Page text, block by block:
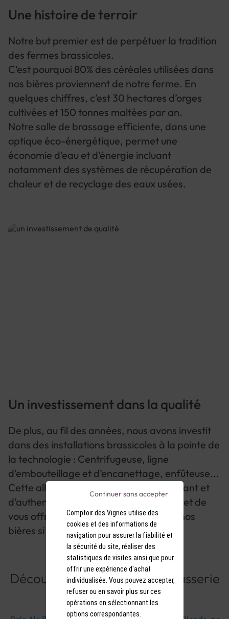
Une histoire de terroir
Notre but premier est de perpétuer la tradition
des fermes brassicoles.
C’est pourquoi 80% des céréales utilisées dans
nos bières proviennent de notre ferme. En
quelques chiffres, c’est 30 hectares d’orges
cultivées et 150 tonnes maltées par an.
Notre salle de brassage efficiente, dans une
optique éco-énergétique, permet une
économie d’eau et d’énergie incluant
notamment des systèmes de récupération de
chaleur et de recyclage des eaux usées.
Un investissement dans la qualité
De plus, au fil des années, nous avons investit
dans des installations brassicoles à la pointe de
la technologie : Centrifugeuse, ligne
d’embouteillage et d’encanettage, enfûteuse...
Cette alliance de modernisme performant et
d’authenticité traditionnelle, nous permet de
vous offrir une qualité constante dans nos
bières si singulières.
Découvrez les bières de la Brasserie
La Muette
Comptoir des Vignes utilise des
cookies et des informations de
navigation pour assurer la fiabilité et
la sécurité du site, réaliser des
statistiques de visites ainsi que pour
offrir une expérience d'achat
individualisée. Vous pouvez accepter,
refuser ou en savoir plus sur ces
opérations en sélectionnant les
options correspondantes.
Continuer sans accepter